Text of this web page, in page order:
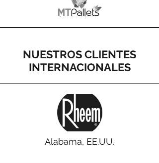
NUESTROS CLIENTES
INTERNACIONALES
Alabama, EE.UU.